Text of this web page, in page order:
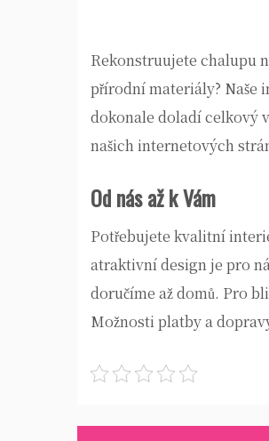
Rekonstruujete chalupu
přírodní materiály? Naše
dokonale doladí celkový
našich internetových
Od nás až k Vám
Potřebujete kvalitní
atraktivní design je pro
doručíme až domů. Pro
Možnosti platby a